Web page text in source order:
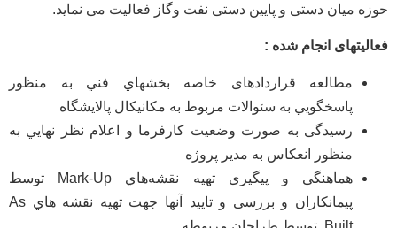
حوزه میان دستی و پایین دستی نفت وگاز فعالیت می نماید.
فعالیتهای انجام شده :
مطالعه قراردادهای خاصه بخشهاي فني به منظور
پاسخگويي به سئوالات مربوط به مکانیکال پالایشگاه
رسیدگی به صورت وضعيت كارفرما و اعلام نظر نهايي به
منظور انعكاس به مدير پروژه
هماهنگی و پیگیری تهیه نقشه‌هاي Mark-Up توسط
پیمانکاران و بررسی و تایید آنها جهت تهيه نقشه هاي As